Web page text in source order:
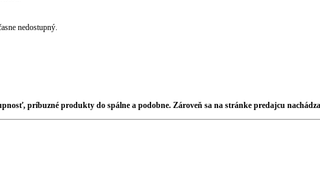
nedostupný.
príbuzné produkty do spálne a podobne. Zároveň sa na stránke predajcu